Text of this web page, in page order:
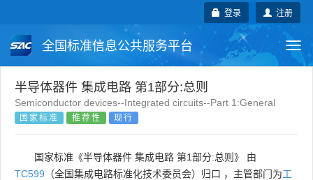
注册
登录
全国标准信息公共服务平台
国家标准 行业标准
团体标准
国外标准 技术委员会
半导体器件 集成电路 第1部分:总则
Semiconductor devices--Integrated circuits--Part 1:General
国家标准 推荐性 现行
国家标准《半导体器件 集成电路 第1部分:总则》 由
TC599 （全国集成电路标准化技术委员会）归口 ，主管部门为工